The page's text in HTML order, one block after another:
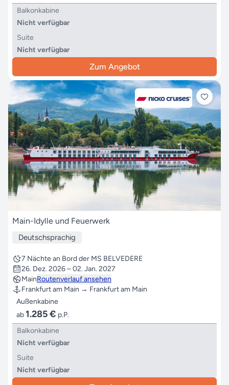
Balkonkabine
Nicht verfügbar
Suite
Nicht verfügbar
Zum Angebot
Main-Idylle und Feuerwerk
Deutschsprachig
7 Nächte an Bord der MS BELVEDERE
26. Dez. 2026 – 02. Jan. 2027
MainRoutenverlauf ansehen
Frankfurt am Main → Frankfurt am Main
Außenkabine
ab1.285 € p.P.
Balkonkabine
Nicht verfügbar
Suite
Nicht verfügbar